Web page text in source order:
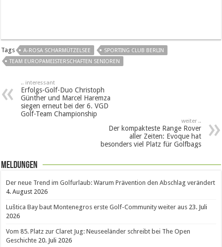
Tags A-ROSA SCHARMÜTZELSEE
SPORTING CLUB BERLIN
TEAM EUROPAMEISTERSCHAFTEN SENIOREN
.. interessant
Erfolgs-Golf-Duo Christoph
Günther und Marcel Haremza
siegen erneut bei der 6. VGD
Golf-Team Championship
weiter ..
Der kompakteste Range Rover
aller Zeiten: Evoque hat
besonders viel Platz für Golfbags
Meldungen
Der neue Trend im Golfurlaub: Warum Prävention den Abschlag verändert
4. August 2026
Luštica Bay baut Montenegros erste Golf-Community weiter aus 23. Juli
2026
Vom 85. Platz zur Claret Jug: Neuseeländer schreibt bei The Open
Geschichte 20. Juli 2026